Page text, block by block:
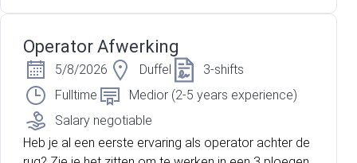
dan hebben wij misschien wel de ideale job voor jou!
Operator Afwerking
5/8/2026 Duffel
3-shifts
Fulltime
Medior (2-5 years experience)
Salary negotiable
Heb je al een eerste ervaring als operator achter de